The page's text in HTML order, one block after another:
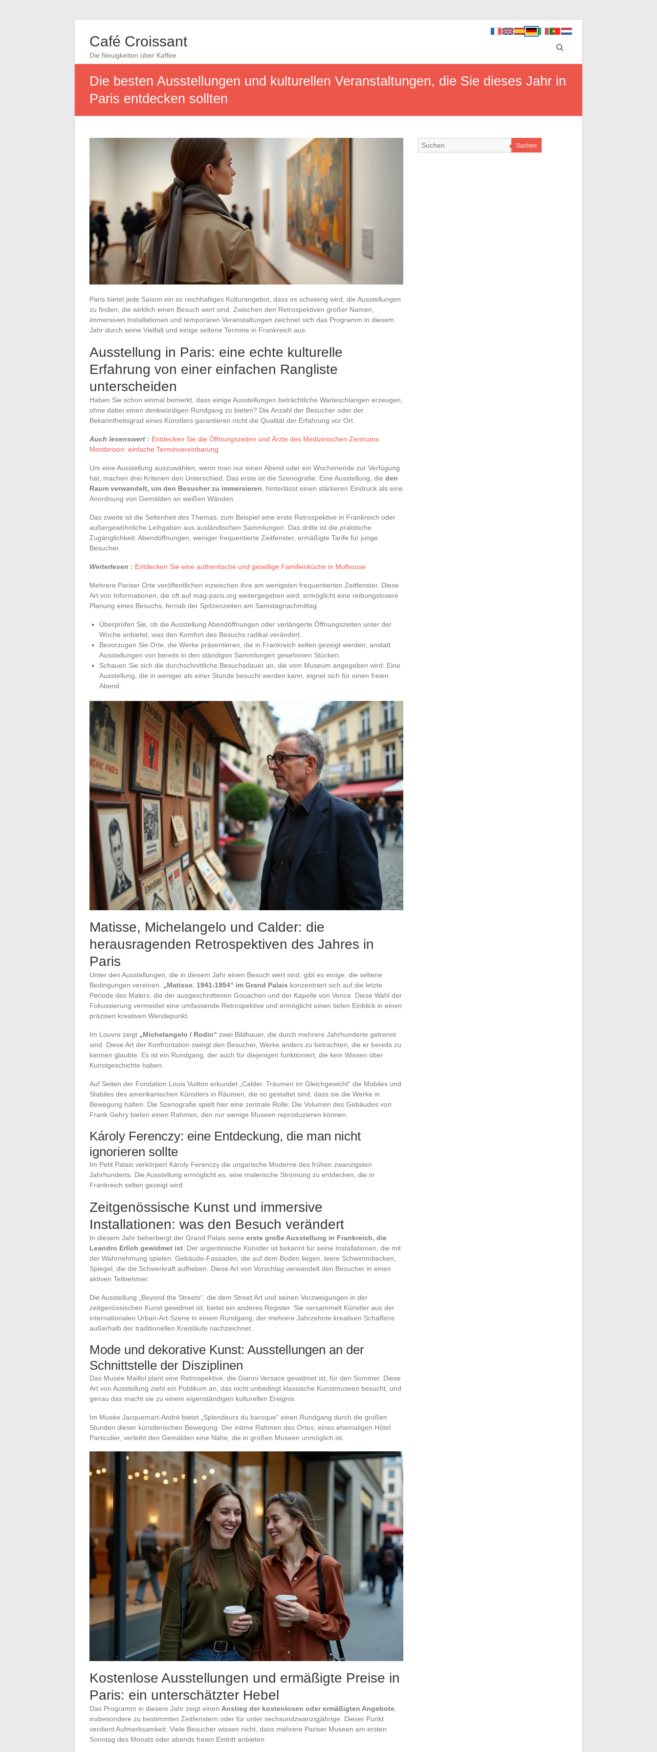
Café Croissant
Die Neuigkeiten über Kaffee
Die besten Ausstellungen und kulturellen Veranstaltungen, die Sie dieses Jahr in
Paris entdecken sollten
Paris bietet jede Saison ein so reichhaltiges Kulturangebot, dass es schwierig wird, die Ausstellungen
zu finden, die wirklich einen Besuch wert sind. Zwischen den Retrospektiven großer Namen,
immersiven Installationen und temporären Veranstaltungen zeichnet sich das Programm in diesem
Jahr durch seine Vielfalt und einige seltene Termine in Frankreich aus.
Ausstellung in Paris: eine echte kulturelle
Erfahrung von einer einfachen Rangliste
unterscheiden
Haben Sie schon einmal bemerkt, dass einige Ausstellungen beträchtliche Warteschlangen erzeugen,
ohne dabei einen denkwürdigen Rundgang zu bieten? Die Anzahl der Besucher oder der
Bekanntheitsgrad eines Künstlers garantieren nicht die Qualität der Erfahrung vor Ort.
Auch lesenswert : Entdecken Sie die Öffnungszeiten und Ärzte des Medizinischen Zentrums
Montbrison: einfache Terminvereinbarung
Um eine Ausstellung auszuwählen, wenn man nur einen Abend oder ein Wochenende zur Verfügung
hat, machen drei Kriterien den Unterschied. Das erste ist die Szenografie: Eine Ausstellung, die den
Raum verwandelt, um den Besucher zu immersieren , hinterlässt einen stärkeren Eindruck als eine
Anordnung von Gemälden an weißen Wänden.
Das zweite ist die Seltenheit des Themas, zum Beispiel eine erste Retrospektive in Frankreich oder
außergewöhnliche Leihgaben aus ausländischen Sammlungen. Das dritte ist die praktische
Zugänglichkeit: Abendöffnungen, weniger frequentierte Zeitfenster, ermäßigte Tarife für junge
Besucher.
Weiterlesen : Entdecken Sie eine authentische und gesellige Familienküche in Mulhouse
Mehrere Pariser Orte veröffentlichen inzwischen ihre am wenigsten frequentierten Zeitfenster. Diese
Art von Informationen, die oft auf mag-paris.org weitergegeben wird, ermöglicht eine reibungslosere
Planung eines Besuchs, fernab der Spitzenzeiten am Samstagnachmittag.
Überprüfen Sie, ob die Ausstellung Abendöffnungen oder verlängerte Öffnungszeiten unter der
Woche anbietet, was den Komfort des Besuchs radikal verändert.
Bevorzugen Sie Orte, die Werke präsentieren, die in Frankreich selten gezeigt werden, anstatt
Ausstellungen von bereits in den ständigen Sammlungen gesehenen Stücken.
Schauen Sie sich die durchschnittliche Besuchsdauer an, die vom Museum angegeben wird: Eine
Ausstellung, die in weniger als einer Stunde besucht werden kann, eignet sich für einen freien
Abend.
Matisse, Michelangelo und Calder: die
herausragenden Retrospektiven des Jahres in
Paris
Unter den Ausstellungen, die in diesem Jahr einen Besuch wert sind, gibt es einige, die seltene
Bedingungen vereinen. „Matisse. 1941-1954“ im Grand Palais konzentriert sich auf die letzte
Periode des Malers, die der ausgeschnittenen Gouachen und der Kapelle von Vence. Diese Wahl der
Fokussierung vermeidet eine umfassende Retrospektive und ermöglicht einen tiefen Einblick in einen
präzisen kreativen Wendepunkt.
Im Louvre zeigt „Michelangelo / Rodin“ zwei Bildhauer, die durch mehrere Jahrhunderte getrennt
sind. Diese Art der Konfrontation zwingt den Besucher, Werke anders zu betrachten, die er bereits zu
kennen glaubte. Es ist ein Rundgang, der auch für diejenigen funktioniert, die kein Wissen über
Kunstgeschichte haben.
Auf Seiten der Fondation Louis Vuitton erkundet „Calder. Träumen im Gleichgewicht“ die Mobiles und
Stabiles des amerikanischen Künstlers in Räumen, die so gestaltet sind, dass sie die Werke in
Bewegung halten. Die Szenografie spielt hier eine zentrale Rolle: Die Volumen des Gebäudes von
Frank Gehry bieten einen Rahmen, den nur wenige Museen reproduzieren können.
Károly Ferenczy: eine Entdeckung, die man nicht
ignorieren sollte
Im Petit Palais verkörpert Károly Ferenczy die ungarische Moderne des frühen zwanzigsten
Jahrhunderts. Die Ausstellung ermöglicht es, eine malerische Strömung zu entdecken, die in
Frankreich selten gezeigt wird.
Zeitgenössische Kunst und immersive
Installationen: was den Besuch verändert
In diesem Jahr beherbergt der Grand Palais seine erste große Ausstellung in Frankreich, die
Leandro Erlich gewidmet ist. Der argentinische Künstler ist bekannt für seine Installationen, die mit
der Wahrnehmung spielen: Gebäude-Fassaden, die auf dem Boden liegen, leere Schwimmbecken,
Spiegel, die die Schwerkraft aufheben. Diese Art von Vorschlag verwandelt den Besucher in einen
aktiven Teilnehmer.
Die Ausstellung „Beyond the Streets“, die dem Street Art und seinen Verzweigungen in der
zeitgenössischen Kunst gewidmet ist, bietet ein anderes Register. Sie versammelt Künstler aus der
internationalen Urban-Art-Szene in einem Rundgang, der mehrere Jahrzehnte kreativen Schaffens
außerhalb der traditionellen Kreisläufe nachzeichnet.
Mode und dekorative Kunst: Ausstellungen an der
Schnittstelle der Disziplinen
Das Musée Maillol plant eine Retrospektive, die Gianni Versace gewidmet ist, für den Sommer. Diese
Art von Ausstellung zieht ein Publikum an, das nicht unbedingt klassische Kunstmuseen besucht, und
genau das macht sie zu einem eigenständigen kulturellen Ereignis.
Im Musée Jacquemart-André bietet „Splendeurs du baroque“ einen Rundgang durch die großen
Stunden dieser künstlerischen Bewegung. Der intime Rahmen des Ortes, eines ehemaligen Hôtel
Particulier, verleiht den Gemälden eine Nähe, die in großen Museen unmöglich ist.
Kostenlose Ausstellungen und ermäßigte Preise in
Paris: ein unterschätzter Hebel
Das Programm in diesem Jahr zeigt einen Anstieg der kostenlosen oder ermäßigten Angebote
insbesondere zu bestimmten Zeitfenstern oder für unter sechsundzwanzigjährige. Dieser Punkt
verdient Aufmerksamkeit: Viele Besucher wissen nicht, dass mehrere Pariser Museen am ersten
Sonntag des Monats oder abends freien Eintritt anbieten.
Suchen